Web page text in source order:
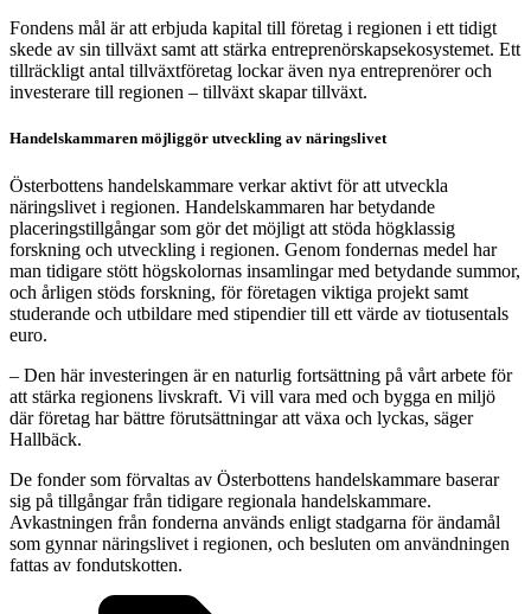
Fondens mål är att erbjuda kapital till företag i regionen i ett tidigt
skede av sin tillväxt samt att stärka entreprenörskapsekosystemet. Ett
tillräckligt antal tillväxtföretag lockar även nya entreprenörer och
investerare till regionen – tillväxt skapar tillväxt.
Handelskammaren möjliggör utveckling av näringslivet
Österbottens handelskammare verkar aktivt för att utveckla
näringslivet i regionen. Handelskammaren har betydande
placeringstillgångar som gör det möjligt att stöda högklassig
forskning och utveckling i regionen. Genom fondernas medel har
man tidigare stött högskolornas insamlingar med betydande summor,
och årligen stöds forskning, för företagen viktiga projekt samt
studerande och utbildare med stipendier till ett värde av tiotusentals
euro.
– Den här investeringen är en naturlig fortsättning på vårt arbete för
att stärka regionens livskraft. Vi vill vara med och bygga en miljö
där företag har bättre förutsättningar att växa och lyckas, säger
Hallbäck.
De fonder som förvaltas av Österbottens handelskammare baserar
sig på tillgångar från tidigare regionala handelskammare.
Avkastningen från fonderna används enligt stadgarna för ändamål
som gynnar näringslivet i regionen, och besluten om användningen
fattas av fondutskotten.